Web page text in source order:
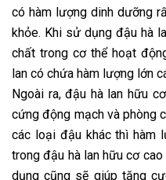
có hàm lượng dinh dưỡng
khỏe. Khi sử dụng đậu hà
chất trong cơ thể hoạt
lan có chứa hàm lượng lớn
Ngoài ra, đậu hà lan hữu
cứng động mạch và phòng
các loại đậu khác thì hàm
trong đậu hà lan hữu cơ
dụng cũng sẽ giúp tăng